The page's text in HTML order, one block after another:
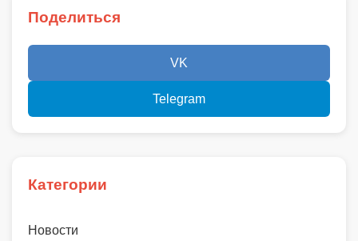
Поделиться
VK
Telegram
Категории
Новости